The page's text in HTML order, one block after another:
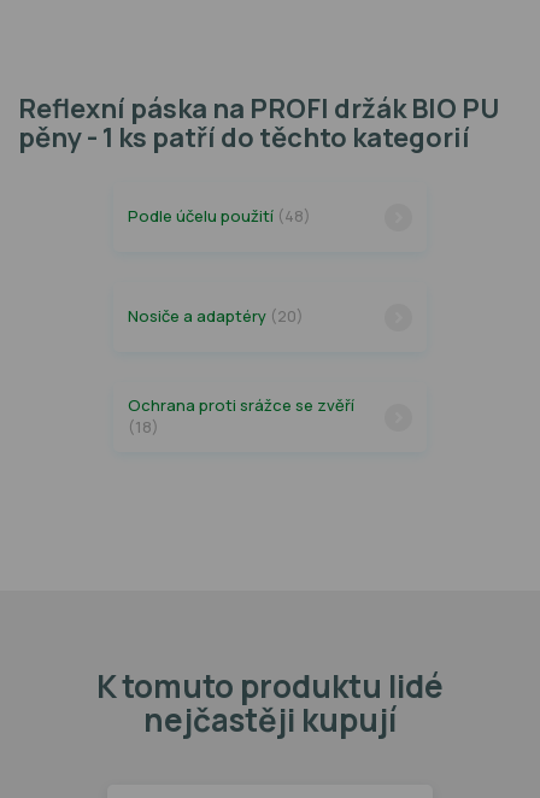
Reflexní páska na PROFI držák BIO PU
pěny - 1 ks patří do těchto kategorií
Podle účelu použití (48)
Nosiče a adaptéry (20)
Ochrana proti srážce se zvěří
(18)
K tomuto produktu lidé
nejčastěji kupují